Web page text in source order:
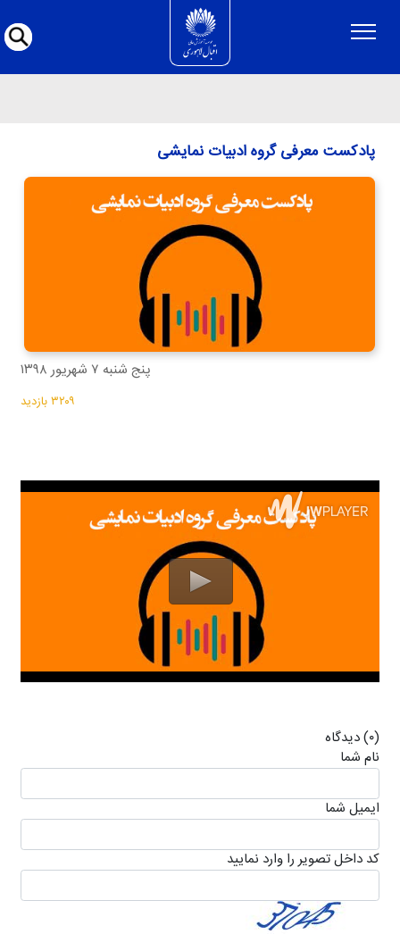
پادکست معرفی گروه ادبیات نمایشی
پادکست معرفی گروه ادبیات نمایشی
پنج شنبه ۷ شهريور ۱۳۹۸
۳۲۰۹ بازدید
(۰) دیدگاه
نام شما
ايميل شما
كد داخل تصویر را وارد نمایید